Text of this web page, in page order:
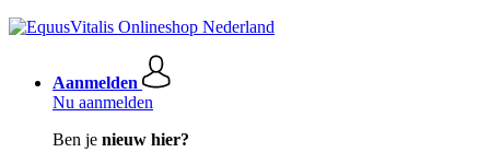
Aanmelden
Nu aanmelden
Ben je nieuw hier?